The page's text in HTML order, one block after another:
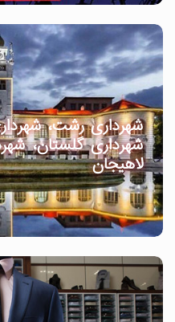
شهرداری رشت،
شهرداری گلستان،
لاهیجان